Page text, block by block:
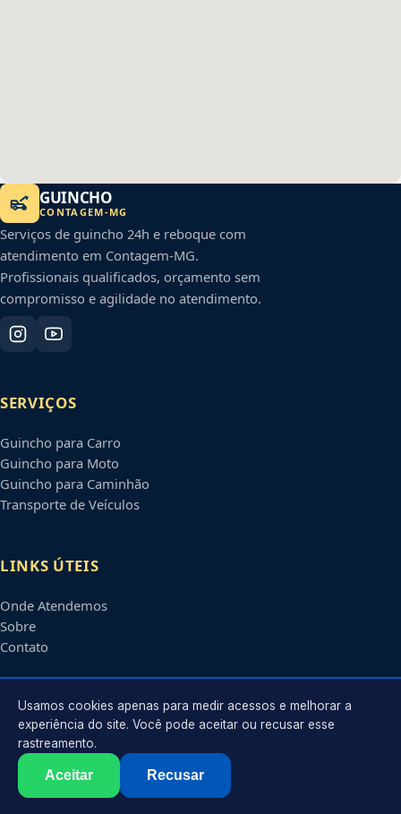
GUINCHO
CONTAGEM-MG
Serviços de guincho 24h e reboque com
atendimento em Contagem-MG.
Profissionais qualificados, orçamento sem
compromisso e agilidade no atendimento.
SERVIÇOS
Guincho para Carro
Guincho para Moto
Guincho para Caminhão
Transporte de Veículos
LINKS ÚTEIS
Onde Atendemos
Sobre
Contato
CONTATO
Atendimento em
contato@guinchoscontagem.com.br
2026 Contagem
. Todos os direitos reservados.
Usamos cookies apenas para medir acessos e melhorar a
experiência do site. Você pode aceitar ou recusar esse
rastreamento.
Aceitar Recusar